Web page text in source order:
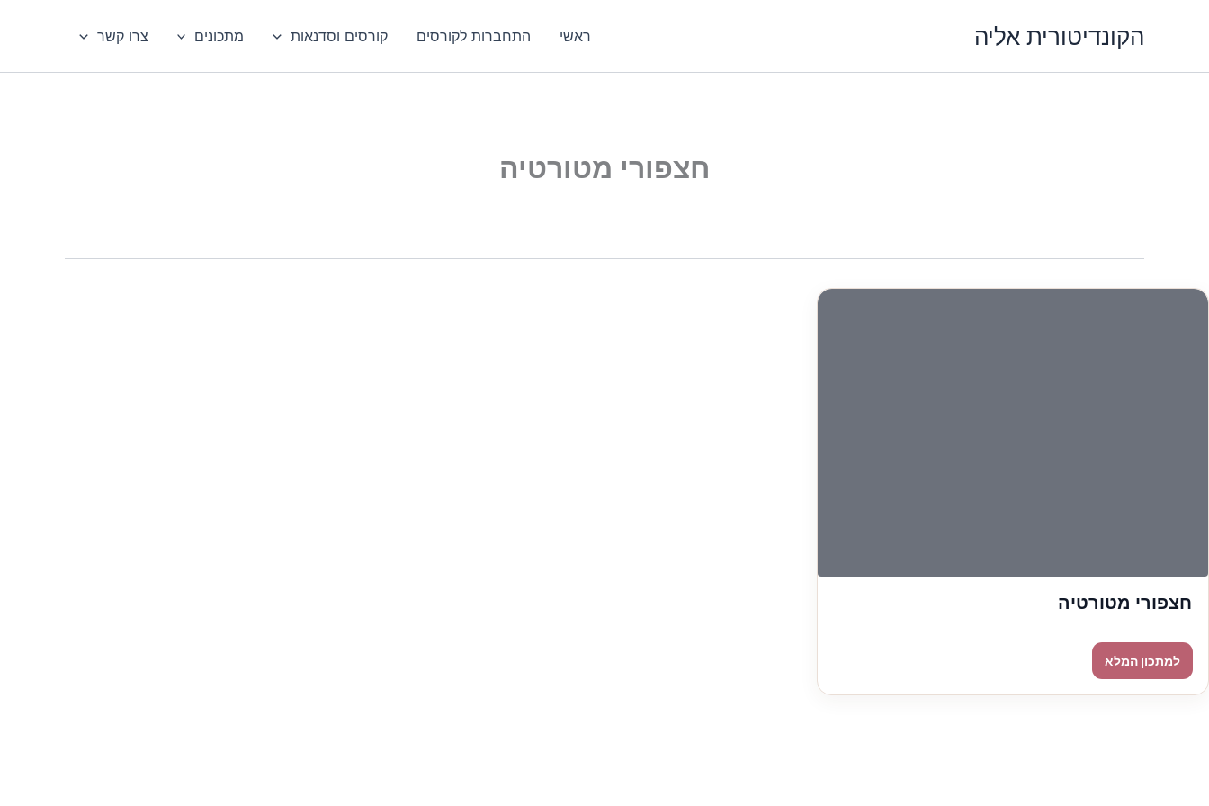
הקונדיטורית אליה ראשי התחברות לקורסים קורסים וסדנאות מתכונים צרו קשר
חצפורי מטורטיה
חצפורי מטורטיה